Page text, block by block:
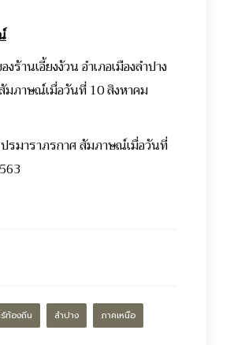
ร้านเอี้ยงง้วน อำเภอเมืองลำปาง
มภาษณ์เมื่อวันที่ 10 สิงหาคม
รมาราภรกาศ สัมภาษณ์เมื่อวันที่
ท้องถิ่น ลำปาง ภาคเหนือ